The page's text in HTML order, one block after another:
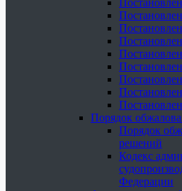
Порядок
Порядок
решений
Кодекс
Федерации